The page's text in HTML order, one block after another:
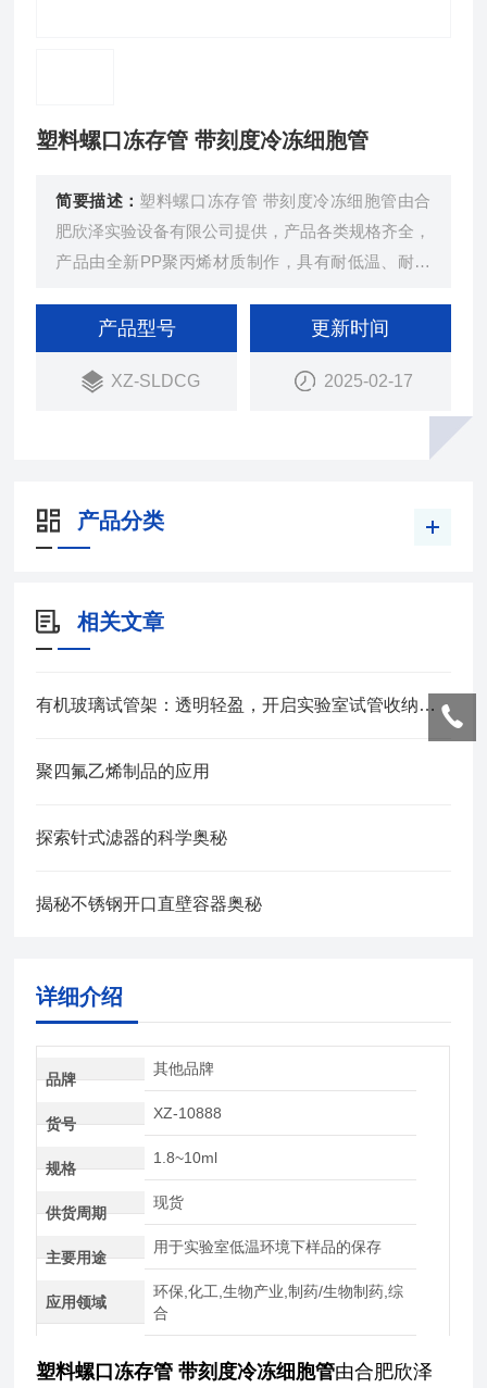
塑料螺口冻存管 带刻度冷冻细胞管
简要描述： 塑料螺口冻存管 带刻度冷冻细胞管由合
肥欣泽实验设备有限公司提供，产品各类规格齐全，
产品由全新PP聚丙烯材质制作，具有耐低温、耐酸
产品型号
XZ-SLDCG
更新时间
2025-02-17
产品分类
相关文章
有机玻璃试管架：透明轻盈，开启实验室试管收纳新体验
聚四氟乙烯制品的应用
探索针式滤器的科学奥秘
揭秘不锈钢开口直壁容器奥秘
详细介绍
品牌
其他品牌
货号
XZ-10888
规格
1.8~10ml
供货周期
现货
主要用途
用于实验室低温环境下样品的保存
应用领域
环保,化工,生物产业,制药/生物制药,综
合
塑料螺口冻存管 带刻度冷冻细胞管由合肥欣泽